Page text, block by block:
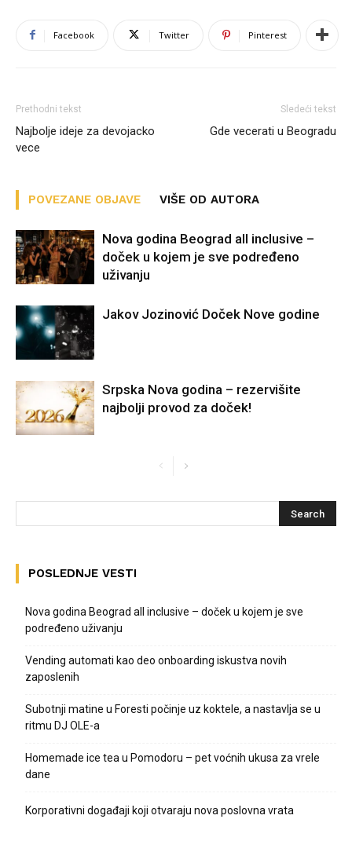
Facebook Twitter Pinterest
Prethodni tekst
Najbolje ideje za devojacko
vece
Sledeći tekst
Gde vecerati u Beogradu
POVEZANE OBJAVE VIŠE OD AUTORA
Nova godina Beograd all inclusive –
doček u kojem je sve podređeno
uživanju
Jakov Jozinović Doček Nove godine
Srpska Nova godina – rezervišite
najbolji provod za doček!
POSLEDNJE VESTI
Nova godina Beograd all inclusive – doček u kojem je sve
podređeno uživanju
Vending automati kao deo onboarding iskustva novih
zaposlenih
Subotnji matine u Foresti počinje uz koktele, a nastavlja se u
ritmu DJ OLE-a
Homemade ice tea u Pomodoru – pet voćnih ukusa za vrele
dane
Korporativni događaji koji otvaraju nova poslovna vrata